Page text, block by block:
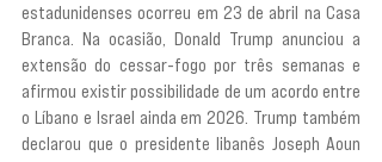
estadunidenses ocorreu em 23 de abril na Casa
Branca. Na ocasião, Donald Trump anunciou a
extensão do cessar-fogo por três semanas e
afirmou existir possibilidade de um acordo entre
o Líbano e Israel ainda em 2026. Trump também
declarou que o presidente libanês Joseph Aoun